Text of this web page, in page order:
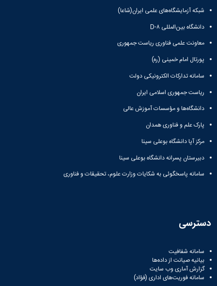
شبکه آزمایشگاه‌های علمی ایران(شاعا)
دانشگاه بین‌المللی D-۸
معاونت علمی فناوری ریاست جمهوری
پورتال امام خمینی (ره)
سامانه تدارکات الکترونیکی دولت
ریاست جمهوری اسلامی ایران
دانشگاه‌ها و مؤسسات آموزش عالی
پارک علم و فناوری همدان
مرکز آپا دانشگاه بوعلی سینا
دبیرستان پسرانه دانشگاه بوعلی سینا
سامانه پاسخگوئی به شکایات وزارت علوم، تحقیقات و فناوری
دسترسی
سامانه شفافیت
بیانیه صیانت از داده‌ها
گزارش آماری وب‌ سایت
سامانه فوریت‌های اداری (فؤاد)